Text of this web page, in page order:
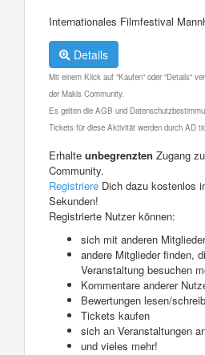
Internationales Filmfestival
Details
Mit einem Klick auf "Kaufen" oder "Details"
der Makis Community.
Es gelten die AGB und
Tickets für diese Aktivität werden durch AD
Erhalte unbegrenzten Zugang
Community.
Registriere Dich dazu kostenlos
Sekunden!
Registrierte Nutzer können:
sich mit anderen
andere Mitglieder finden,
Veranstaltung besuchen
Kommentare anderer
Bewertungen lesen/
Tickets kaufen
sich an Veranstaltungen
und vieles mehr!